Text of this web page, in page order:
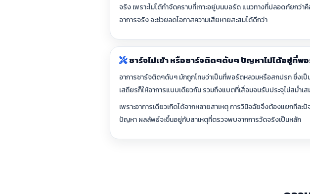
จริง เพราะไม่ได้กำจัดคราบที่เกาะอยู่บนบอร์ด แนวทางที่ปลอดภัยกว่า
อาการจริง จะช่วยลดโอกาสความเสียหายสะสมได้ดีกว่า
ชาร์จไม่เข้า หรือชาร์จติดๆดับๆ ปัญหาไม่ได้อยู่ที่พ
อาการชาร์จติดๆดับๆ มักถูกโทษว่าเป็นที่พอร์ตหลวมหรือสกปรก ซึ่งเ
เสถียรก็ให้อาการแบบเดียวกัน รวมถึงแบตที่เสื่อมจนรับประจุไม่สม่ำเส
เพราะอาการเดียวเกิดได้จากหลายสาเหตุ การวินิจฉัยจึงต้องแยกที
ปัญหา ผลลัพธ์จะขึ้นอยู่กับสาเหตุที่ตรวจพบจากการวัดจริงเป็นหลัก